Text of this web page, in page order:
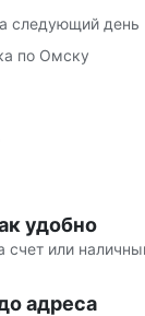
следующий день
по Омску
удобно
счет или
адреса